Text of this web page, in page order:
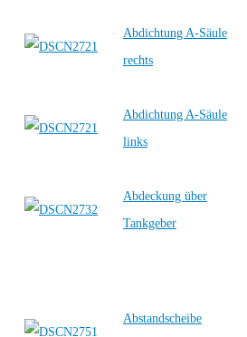
Abdichtung A-Säule
rechts
Abdichtung A-Säule
links
Abdeckung über
Tankgeber
Abstandscheibe